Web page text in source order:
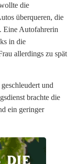
die
überqueren, die
Eine Autofahrerin
in die
allerdings zu spät
und
brachte die
ein geringer